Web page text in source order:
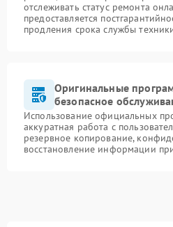
отслеживать статус ремонта
предоставляется
продления срока службы
Оригинальные
безопасное
Использование официальных
аккуратная работа с
резервное копирование,
восстановление информации